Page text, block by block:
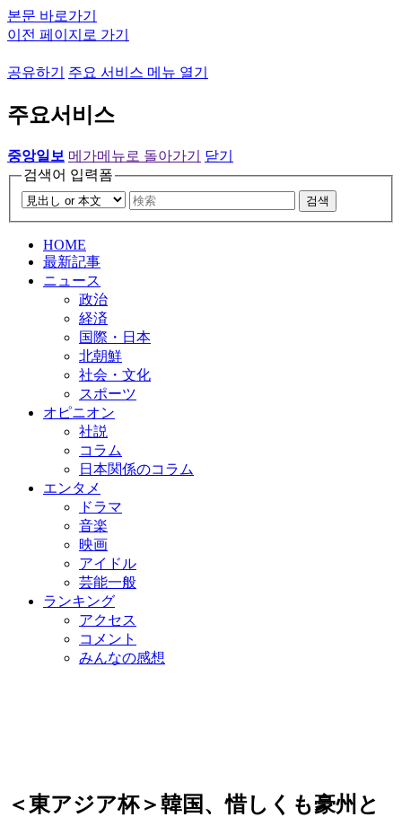
본문 바로가기
이전 페이지로 가기
공유하기 주요 서비스 메뉴 열기
주요서비스
중앙일보 메가메뉴로 돌아가기
닫기
검색어 입력폼
검색
HOME
最新記事
ニュース
政治
経済
国際・日本
北朝鮮
社会・文化
スポーツ
オピニオン
社説
コラム
日本関係のコラム
エンタメ
ドラマ
音楽
映画
アイドル
芸能一般
ランキング
アクセス
コメント
みんなの感想
＜東アジア杯＞韓国、惜しくも豪州と